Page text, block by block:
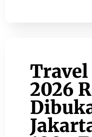
Travel
2026